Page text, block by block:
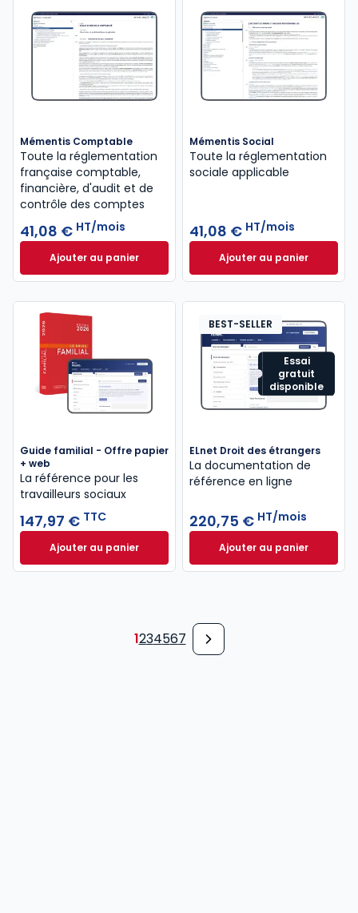
Mémentis Comptable
Toute la réglementation
française comptable,
financière, d'audit et de
contrôle des comptes
41,08 € HT/mois
Ajouter au panierMémentis Comptable à 41,08 € HT/mois
Mémentis Social
Toute la réglementation
sociale applicable
41,08 € HT/mois
Ajouter au panier
Mémentis Social
Guide familial - Offre papier
+ web
La référence pour les
travailleurs sociaux
147,97 € TTC
Ajouter au panierGuide familial - Offre papier + web à 147,97 € TTC
Essai
gratuit
disponible
BEST-SELLER
ELnet Droit des étrangers
La documentation de
référence en ligne
220,75 € HT/mois
Ajouter au panier
ELnet Droit des
1234567